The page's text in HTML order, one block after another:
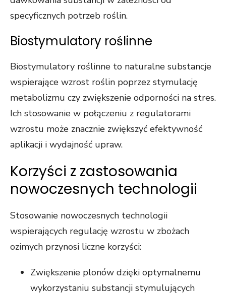
specyficznych potrzeb roślin.
Biostymulatory roślinne
Biostymulatory roślinne to naturalne substancje
wspierające wzrost roślin poprzez stymulację
metabolizmu czy zwiększenie odporności na stres.
Ich stosowanie w połączeniu z regulatorami
wzrostu może znacznie zwiększyć efektywność
aplikacji i wydajność upraw.
Korzyści z zastosowania
nowoczesnych technologii
Stosowanie nowoczesnych technologii
wspierających regulację wzrostu w zbożach
ozimych przynosi liczne korzyści:
Zwiększenie plonów dzięki optymalnemu
wykorzystaniu substancji stymulujących